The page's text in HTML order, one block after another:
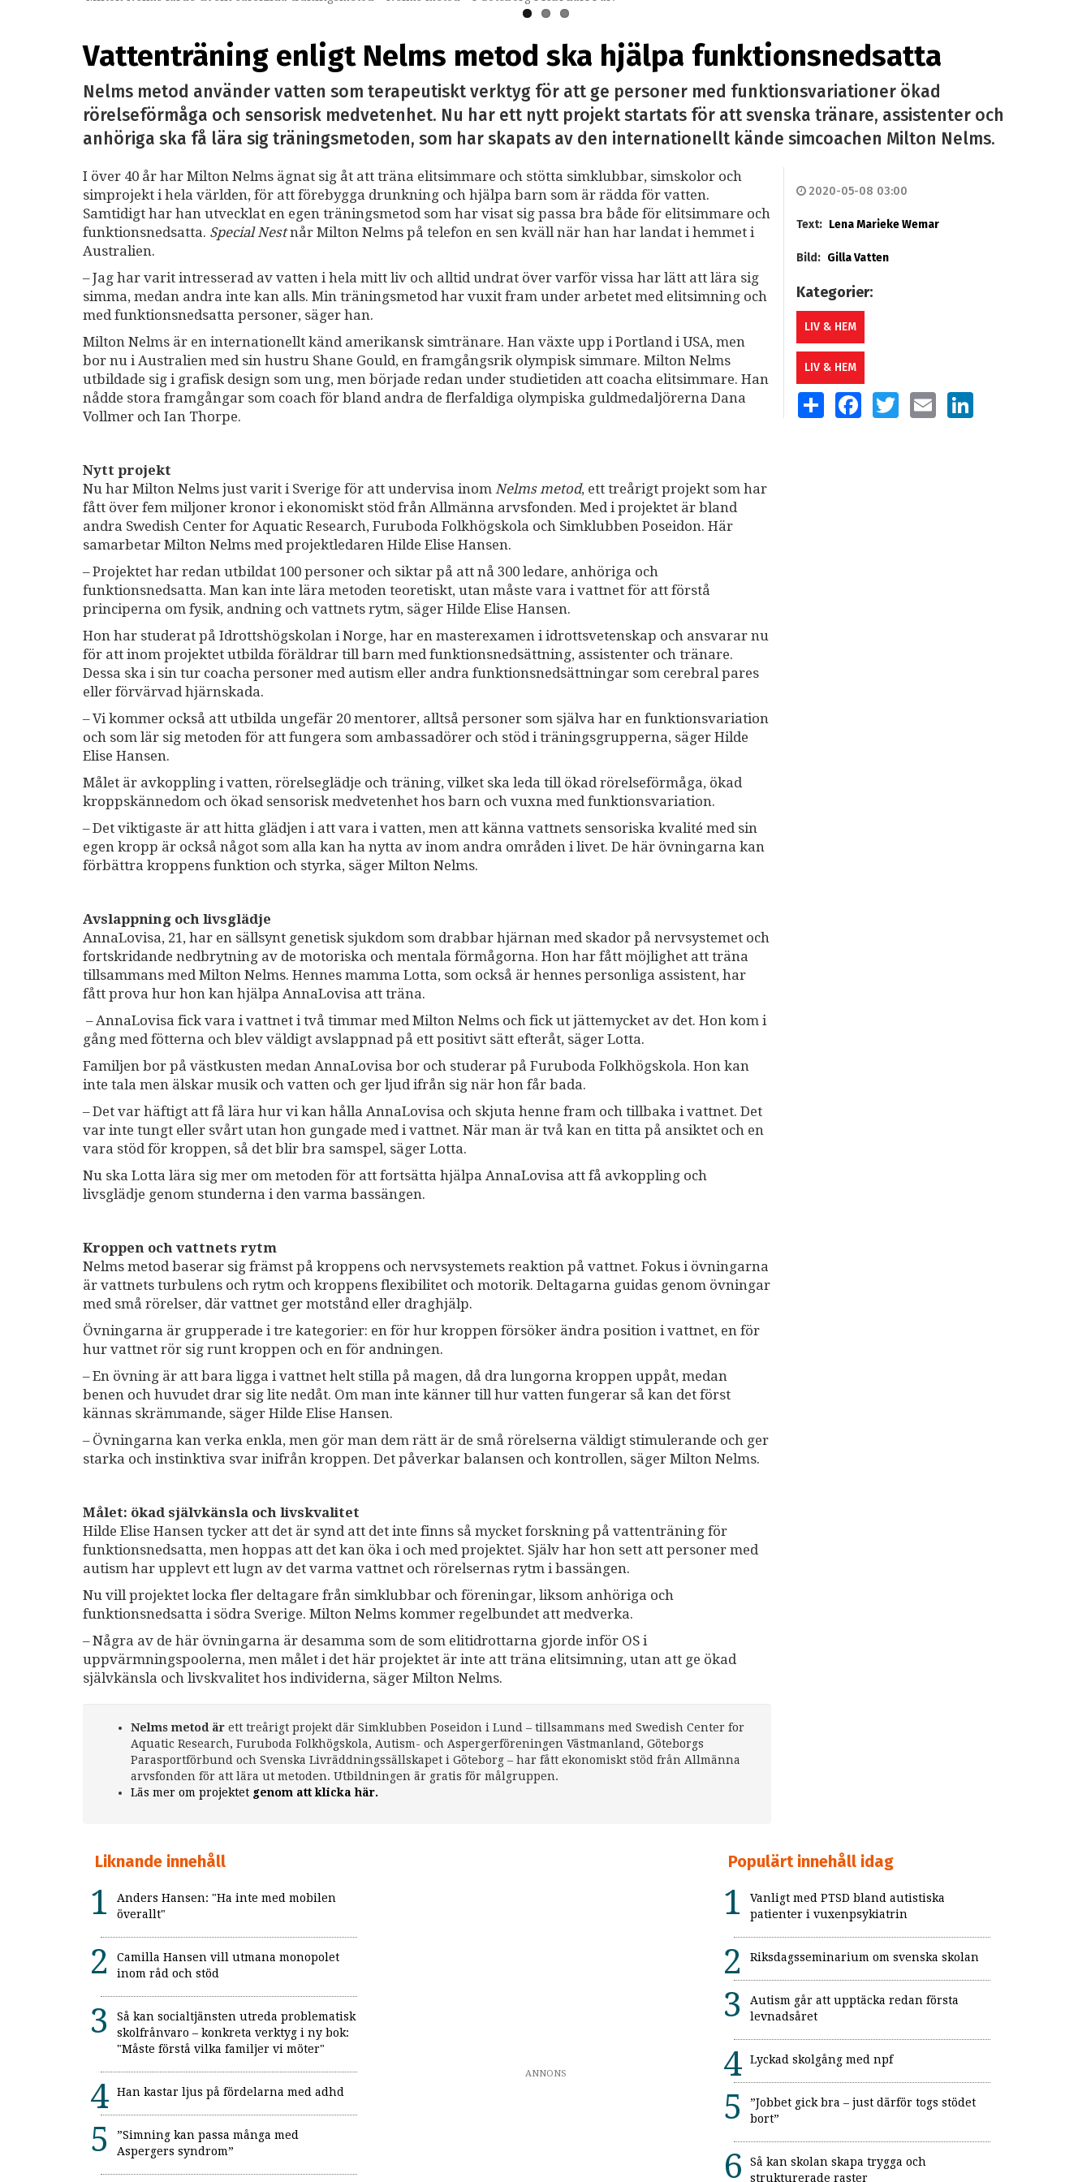
Vattenträning enligt Nelms metod ska hjälpa funktionsnedsatta
Nelms metod använder vatten som terapeutiskt verktyg för att ge personer med funktionsvariationer ökad
rörelseförmåga och sensorisk medvetenhet. Nu har ett nytt projekt startats för att svenska tränare, assistenter och
anhöriga ska få lära sig träningsmetoden, som har skapats av den internationellt kände simcoachen Milton Nelms.
I över 40 år har Milton Nelms ägnat sig åt att träna elitsimmare och stötta simklubbar, simskolor och
simprojekt i hela världen, för att förebygga drunkning och hjälpa barn som är rädda för vatten.
Samtidigt har han utvecklat en egen träningsmetod som har visat sig passa bra både för elitsimmare och
funktionsnedsatta. Special Nestnår Milton Nelms på telefon en sen kväll när han har landat i hemmet i
Australien.
– Jag har varit intresserad av vatten i hela mitt liv och alltid undrat över varför vissa har lätt att lära sig
simma, medan andra inte kan alls. Min träningsmetod har vuxit fram under arbetet med elitsimning och
med funktionsnedsatta personer, säger han.
Milton Nelms är en internationellt känd amerikansk simtränare. Han växte upp i Portland i USA, men
bor nu i Australien med sin hustru Shane Gould, en framgångsrik olympisk simmare. Milton Nelms
utbildade sig i grafisk design som ung, men började redan under studietiden att coacha elitsimmare. Han
nådde stora framgångar som coach för bland andra de flerfaldiga olympiska guldmedaljörerna Dana
Vollmer och Ian Thorpe.
Nytt projekt
Nu har Milton Nelms just varit i Sverige för att undervisa inom Nelms metod, ett treårigt projekt som har
fått över fem miljoner kronor i ekonomiskt stöd från Allmänna arvsfonden. Med i projektet är bland
andra Swedish Center for Aquatic Research, Furuboda Folkhögskola och Simklubben Poseidon. Här
samarbetar Milton Nelms med projektledaren Hilde Elise Hansen.
– Projektet har redan utbildat 100 personer och siktar på att nå 300 ledare, anhöriga och
funktionsnedsatta. Man kan inte lära metoden teoretiskt, utan måste vara i vattnet för att förstå
principerna om fysik, andning och vattnets rytm, säger Hilde Elise Hansen.
Hon har studerat på Idrottshögskolan i Norge, har en masterexamen i idrottsvetenskap och ansvarar nu
för att inom projektet utbilda föräldrar till barn med funktionsnedsättning, assistenter och tränare.
Dessa ska i sin tur coacha personer med autism eller andra funktionsnedsättningar som cerebral pares
eller förvärvad hjärnskada.
– Vi kommer också att utbilda ungefär 20 mentorer, alltså personer som själva har en funktionsvariation
och som lär sig metoden för att fungera som ambassadörer och stöd i träningsgrupperna, säger Hilde
Elise Hansen.
Målet är avkoppling i vatten, rörelseglädje och träning, vilket ska leda till ökad rörelseförmåga, ökad
kroppskännedom och ökad sensorisk medvetenhet hos barn och vuxna med funktionsvariation.
– Det viktigaste är att hitta glädjen i att vara i vatten, men att känna vattnets sensoriska kvalité med sin
egen kropp är också något som alla kan ha nytta av inom andra områden i livet. De här övningarna kan
förbättra kroppens funktion och styrka, säger Milton Nelms.
Avslappning och livsglädje
AnnaLovisa, 21, har en sällsynt genetisk sjukdom som drabbar hjärnan med skador på nervsystemet och
fortskridande nedbrytning av de motoriska och mentala förmågorna. Hon har fått möjlighet att träna
tillsammans med Milton Nelms. Hennes mamma Lotta, som också är hennes personliga assistent, har
fått prova hur hon kan hjälpa AnnaLovisa att träna.
– AnnaLovisa fick vara i vattnet i två timmar med Milton Nelms och fick ut jättemycket av det. Hon kom i
gång med fötterna och blev väldigt avslappnad på ett positivt sätt efteråt, säger Lotta.
Familjen bor på västkusten medan AnnaLovisa bor och studerar på Furuboda Folkhögskola. Hon kan
inte tala men älskar musik och vatten och ger ljud ifrån sig när hon får bada.
– Det var häftigt att få lära hur vi kan hålla AnnaLovisa och skjuta henne fram och tillbaka i vattnet. Det
var inte tungt eller svårt utan hon gungade med i vattnet. När man är två kan en titta på ansiktet och en
vara stöd för kroppen, så det blir bra samspel, säger Lotta.
Nu ska Lotta lära sig mer om metoden för att fortsätta hjälpa AnnaLovisa att få avkoppling och
livsglädje genom stunderna i den varma bassängen.
Kroppen och vattnets rytm
Nelms metod baserar sig främst på kroppens och nervsystemets reaktion på vattnet. Fokus i övningarna
är vattnets turbulens och rytm och kroppens flexibilitet och motorik. Deltagarna guidas genom övningar
med små rörelser, där vattnet ger motstånd eller draghjälp.
Övningarna är grupperade i tre kategorier: en för hur kroppen försöker ändra position i vattnet, en för
hur vattnet rör sig runt kroppen och en för andningen.
– En övning är att bara ligga i vattnet helt stilla på magen, då dra lungorna kroppen uppåt, medan
benen och huvudet drar sig lite nedåt. Om man inte känner till hur vatten fungerar så kan det först
kännas skrämmande, säger Hilde Elise Hansen.
– Övningarna kan verka enkla, men gör man dem rätt är de små rörelserna väldigt stimulerande och ger
starka och instinktiva svar inifrån kroppen. Det påverkar balansen och kontrollen, säger Milton Nelms.
Målet: ökad självkänsla och livskvalitet
Hilde Elise Hansen tycker att det är synd att det inte finns så mycket forskning på vattenträning för
funktionsnedsatta, men hoppas att det kan öka i och med projektet. Själv har hon sett att personer med
autism har upplevt ett lugn av det varma vattnet och rörelsernas rytm i bassängen.
Nu vill projektet locka fler deltagare från simklubbar och föreningar, liksom anhöriga och
funktionsnedsatta i södra Sverige. Milton Nelms kommer regelbundet att medverka.
– Några av de här övningarna är desamma som de som elitidrottarna gjorde inför OS i
uppvärmningspoolerna, men målet i det här projektet är inte att träna elitsimning, utan att ge ökad
självkänsla och livskvalitet hos individerna, säger Milton Nelms.
Nelms metod är ett treårigt projekt där Simklubben Poseidon i Lund – tillsammans med Swedish Center for
Aquatic Research, Furuboda Folkhögskola, Autism- och Aspergerföreningen Västmanland, Göteborgs
Parasportförbund och Svenska Livräddningssällskapet i Göteborg – har fått ekonomiskt stöd från Allmänna
arvsfonden för att lära ut metoden. Utbildningen är gratis för målgruppen.
Läs mer om projektet genom att klicka här.
2020-05-08 03:00
Text: Lena Marieke Wemar
Bild: Gilla Vatten
Kategorier:
LIV & HEM
LIV & HEM
SHARE FACEBOOKTWITTEREMAIL LINKEDIN
Liknande innehåll
Anders Hansen: "Ha inte med mobilen
överallt"
Camilla Hansen vill utmana monopolet
inom råd och stöd
Så kan socialtjänsten utreda problematisk
skolfrånvaro – konkreta verktyg i ny bok:
"Måste förstå vilka familjer vi möter"
Han kastar ljus på fördelarna med adhd
”Simning kan passa många med
Aspergers syndrom”
ANNONS
Populärt innehåll idag
Vanligt med PTSD bland autistiska
patienter i vuxenpsykiatrin
Riksdagsseminarium om svenska skolan
Autism går att upptäcka redan första
levnadsåret
Lyckad skolgång med npf
”Jobbet gick bra – just därför togs stödet
bort”
Så kan skolan skapa trygga och
strukturerade raster